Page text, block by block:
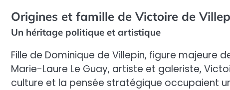
Origines et famille de Victoire de
Un héritage politique et artistique
Fille de Dominique de Villepin, figure
Marie-Laure Le Guay, artiste et galeriste,
culture et la pensée stratégique occupaient